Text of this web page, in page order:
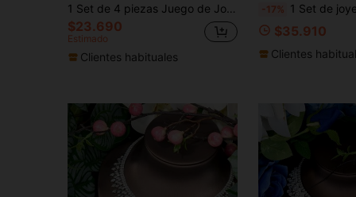
1 Set de 4 piezas Juego de Joyas de Lujo con Circonita Cúbica - Collar, Aretes, Juego de Joyas de Boda y Fiesta Nupcial para Mujeres
$23.690
Estimado
Clientes habituales
-17% 1 Set de joyería con borlas de circonita cúbica romántica,
$35.910
Clientes